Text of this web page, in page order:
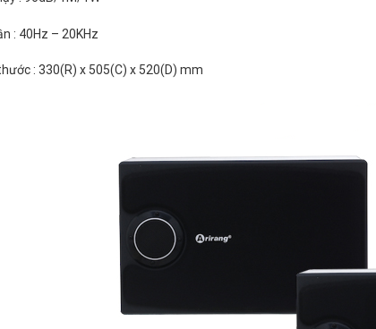
: 40Hz – 20KHz
: 330(R) x 505(C) x 520(D) mm